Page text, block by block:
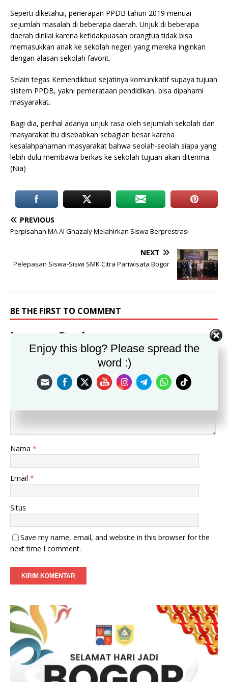
Seperti diketahui, penerapan PPDB tahun 2019 menuai
sejumlah masalah di beberapa daerah. Unjuk di beberapa
daerah dinilai karena ketidakpuasan orangtua tidak bisa
memasukkan anak ke sekolah negeri yang mereka inginkan
dengan alasan sekolah favorit.
Selain tegas Kemendikbud sejatinya komunikatif supaya tujuan
sistem PPDB, yakni pemerataan pendidikan, bisa dipahami
masyarakat.
Bagi dia, perihal adanya unjuk rasa oleh sejumlah sekolah dan
masyarakat itu disebabkan sebagian besar karena
kesalahpahaman masyarakat bahwa seolah-seolah siapa yang
lebih dulu membawa berkas ke sekolah tujuan akan diterima.
(Nia)
PREVIOUS
Perpisahan MA Al Ghazaly Melahirkan Siswa Berprestrasi
NEXT
Pelepasan Siswa-Siswi SMK Citra Pariwisata Bogor
BE THE FIRST TO COMMENT
Leave a Reply
Alamat email Anda tidak akan dipublikasikan.
Komentar
Nama *
Email *
Situs
Save my name, email, and website in this browser for the
next time I comment.
Enjoy this blog? Please spread the
word :)